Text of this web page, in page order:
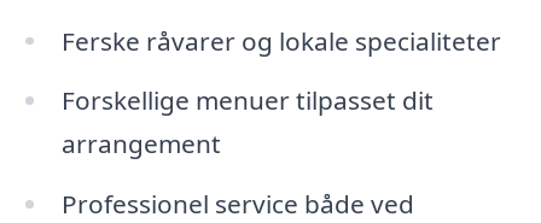
Ferske råvarer og lokale specialiteter
Forskellige menuer tilpasset dit
arrangement
Professionel service både ved